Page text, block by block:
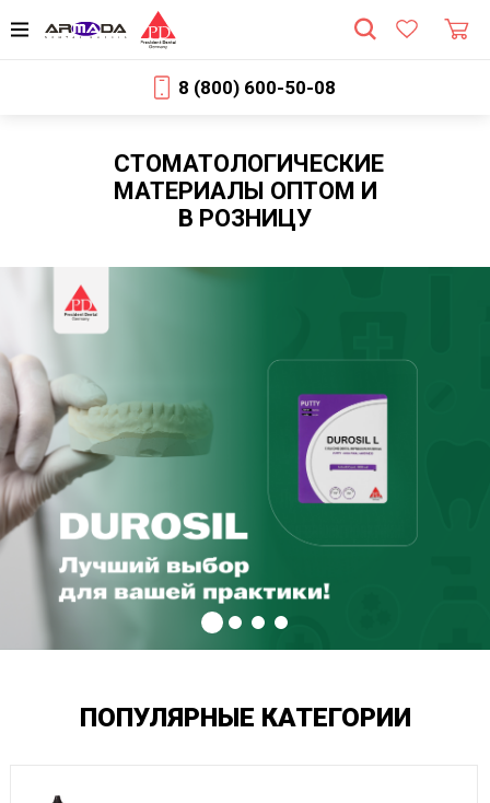
8 (800) 600-50-08
СТОМАТОЛОГИЧЕСКИЕ
МАТЕРИАЛЫ ОПТОМ И
В РОЗНИЦУ
ПОПУЛЯРНЫЕ КАТЕГОРИИ